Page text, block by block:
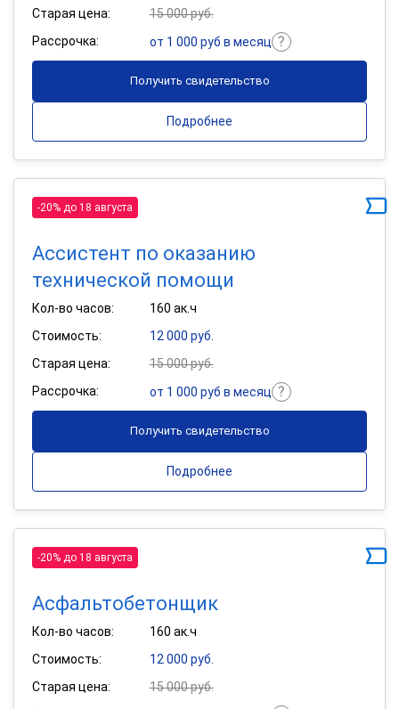
Старая цена:
15 000 руб.
Рассрочка:
от 1 000 руб в месяц
Получить свидетельство
Подробнее
-20% до 18 августа
Ассистент по оказанию
технической помощи
Кол-во часов:
160 ак.ч
Стоимость:
12 000 руб.
Старая цена:
15 000 руб.
Рассрочка:
от 1 000 руб в месяц
Получить свидетельство
Подробнее
-20% до 18 августа
Асфальтобетонщик
Кол-во часов:
160 ак.ч
Стоимость:
12 000 руб.
Старая цена:
15 000 руб.